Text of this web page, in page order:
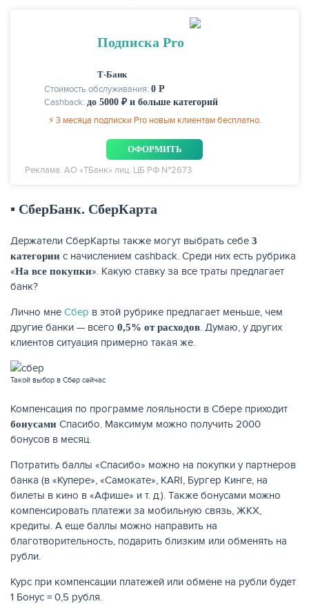
Подписка Pro
Т-Банк
Стоимость обслуживания: 0 Р
Cashback: до 5000 ₽ и больше категорий
⚡ 3 месяца подписки Pro новым клиентам бесплатно.
ОФОРМИТЬ
Реклама. АО «ТБанк» лиц. ЦБ РФ №2673
▪️ СберБанк. СберКарта
Держатели СберКарты также могут выбрать себе 3
категории с начислением cashback. Среди них есть рубрика
«На все покупки». Какую ставку за все траты предлагает
банк?
Лично мне Сбер в этой рубрике предлагает меньше, чем
другие банки — всего 0,5% от расходов. Думаю, у других
клиентов ситуация примерно такая же.
Такой выбор в Сбер сейчас
Компенсация по программе лояльности в Сбере приходит
бонусами Спасибо. Максимум можно получить 2000
бонусов в месяц.
Потратить баллы «Спасибо» можно на покупки у партнеров
банка (в «Купере», «Самокате», KARI, Бургер Кинге, на
билеты в кино в «Афише» и т. д.). Также бонусами можно
компенсировать платежи за мобильную связь, ЖКХ,
кредиты. А еще баллы можно направить на
благотворительность, подарить близким или обменять на
рубли.
Курс при компенсации платежей или обмене на рубли будет
1 Бонус = 0,5 рубля.